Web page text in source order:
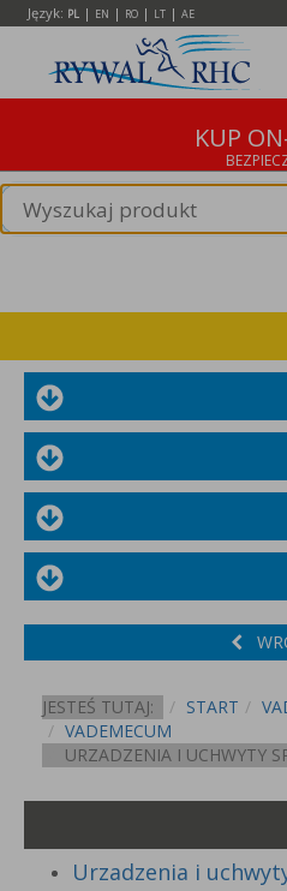
Język: PL | EN | RO | LT | AE
KUP
JESTEŚ TUTAJ: START
VADEMECUM
URZADZENIA I UCHWYTY
Urzadzenia i